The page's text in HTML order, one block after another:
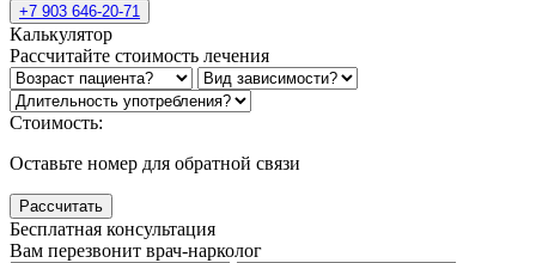
+7 903 646-20-71
Калькулятор
Рассчитайте стоимость лечения
Стоимость:
Оставьте номер для обратной связи
Рассчитать
Бесплатная консультация
Вам перезвонит врач-нарколог